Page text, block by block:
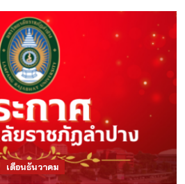
เดือนธันวาคม